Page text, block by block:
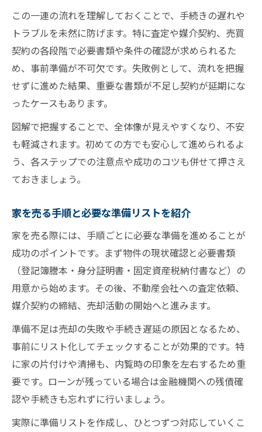
この一連の流れを理解しておくことで、手続きの遅れや
トラブルを未然に防げます。特に査定や媒介契約、売買
契約の各段階で必要書類や条件の確認が求められるた
め、事前準備が不可欠です。失敗例として、流れを把握
せずに進めた結果、重要な書類が不足し契約が延期にな
ったケースもあります。
図解で把握することで、全体像が見えやすくなり、不安
も軽減されます。初めての方でも安心して進められるよ
う、各ステップでの注意点や成功のコツも併せて押さえ
ておきましょう。
家を売る手順と必要な準備リストを紹介
家を売る際には、手順ごとに必要な準備を進めることが
成功のポイントです。まず物件の現状確認と必要書類
（登記簿謄本・身分証明書・固定資産税納付書など）の
用意から始めます。その後、不動産会社への査定依頼、
媒介契約の締結、売却活動の開始へと進みます。
準備不足は売却の失敗や手続き遅延の原因となるため、
事前にリスト化してチェックすることが効果的です。特
に家の片付けや清掃も、内覧時の印象を左右するため重
要です。ローンが残っている場合は金融機関への残債確
認や手続きも忘れずに行いましょう。
実際に準備リストを作成し、ひとつずつ対応していくこ